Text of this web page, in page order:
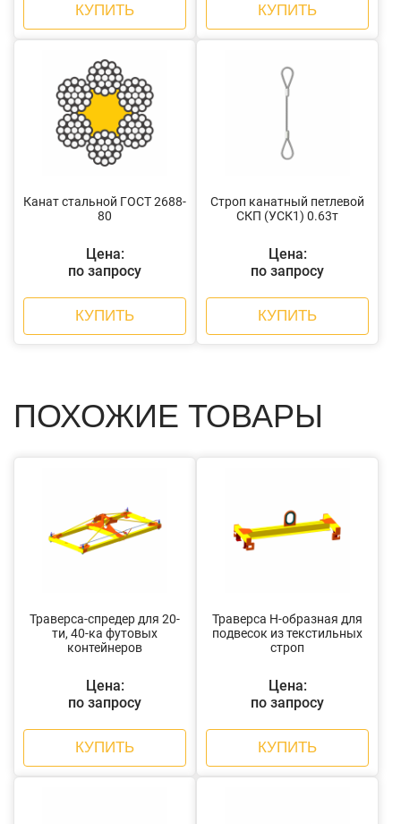
КУПИТЬ КУПИТЬ
Канат стальной ГОСТ 2688-
80
Цена:
по запросу
КУПИТЬ
Строп канатный петлевой
СКП (УСК1) 0.63т
Цена:
по запросу
КУПИТЬ
ПОХОЖИЕ ТОВАРЫ
Траверса-спредер для 20-
ти, 40-ка футовых
контейнеров
Цена:
по запросу
КУПИТЬ
Траверса Н-образная для
подвесок из текстильных
строп
Цена:
по запросу
КУПИТЬ